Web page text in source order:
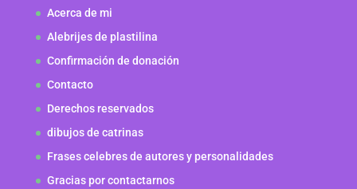
Acerca de mi
Alebrijes de plastilina
Confirmación de donación
Contacto
Derechos reservados
dibujos de catrinas
Frases celebres de autores y personalidades
Gracias por contactarnos